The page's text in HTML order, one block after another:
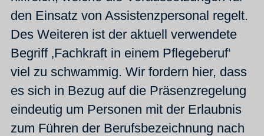
den Einsatz von Assistenzpersonal regelt.
Des Weiteren ist der aktuell verwendete
Begriff ‚Fachkraft in einem Pflegeberuf‘
viel zu schwammig. Wir fordern hier, dass
es sich in Bezug auf die Präsenzregelung
eindeutig um Personen mit der Erlaubnis
zum Führen der Berufsbezeichnung nach